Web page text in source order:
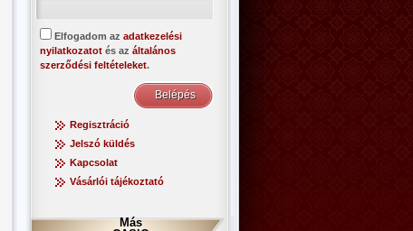
Elfogadom az adatkezelési
nyilatkozatot és az általános
szerződési feltételeket.
Regisztráció
Jelszó küldés
Kapcsolat
Vásárlói tájékoztató
Más